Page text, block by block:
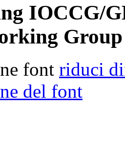
IOCCG/
Group
font riduci
del font